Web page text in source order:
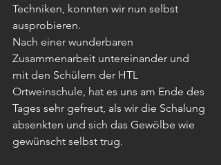
Techniken, konnten wir nun selbst
ausprobieren.
Nach einer wunderbaren
Zusammenarbeit untereinander und
mit den Schülern der HTL
Ortweinschule, hat es uns am Ende des
Tages sehr gefreut, als wir die Schalung
absenkten und sich das Gewölbe wie
gewünscht selbst trug.